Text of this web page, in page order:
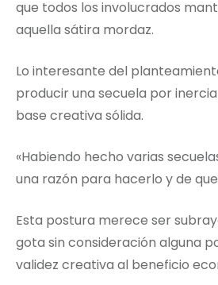
que todos los involucrados
aquella sátira mordaz.
Lo interesante del
producir una secuela por
base creativa sólida.
«Habiendo hecho varias
una razón para hacerlo y de
Esta postura merece ser
gota sin consideración alguna
validez creativa al beneficio